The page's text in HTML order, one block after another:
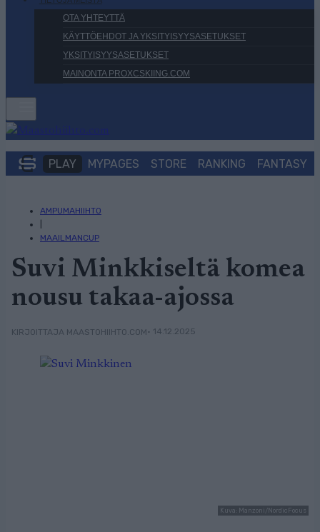
OTA YHTEYTTÄ
KÄYTTÖEHDOT JA YKSITYISYYSASETUKSET
YKSITYISYYSASETUKSET
MAINONTA PROXCSKIING.COM
PLAY MYPAGES STORE RANKING FANTASY
AMPUMAHIIHTO
MAAILMANCUP
Suvi Minkkiseltä komea
nousu takaa-ajossa
KIRJOITTAJA MAASTOHIIHTO.COM• 14.12.2025
Kuva: Manzoni/NordicFocus